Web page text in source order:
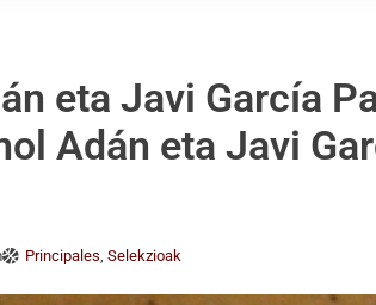
eta Javi García
Adán eta Javi
Principales, Selekzioak